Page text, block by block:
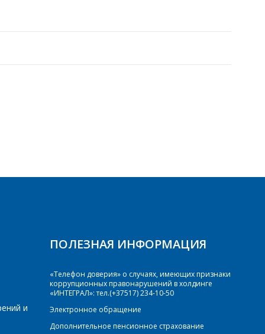
и
ПОЛЕЗНАЯ ИНФОРМАЦИЯ
«Телефон доверия» о случаях, имеющих признаки
коррупционных правонарушений в холдинге
«ИНТЕГРАЛ»: тел.(+37517) 234-10-50
Электронное обращение
Дополнительное пенсионное страхование